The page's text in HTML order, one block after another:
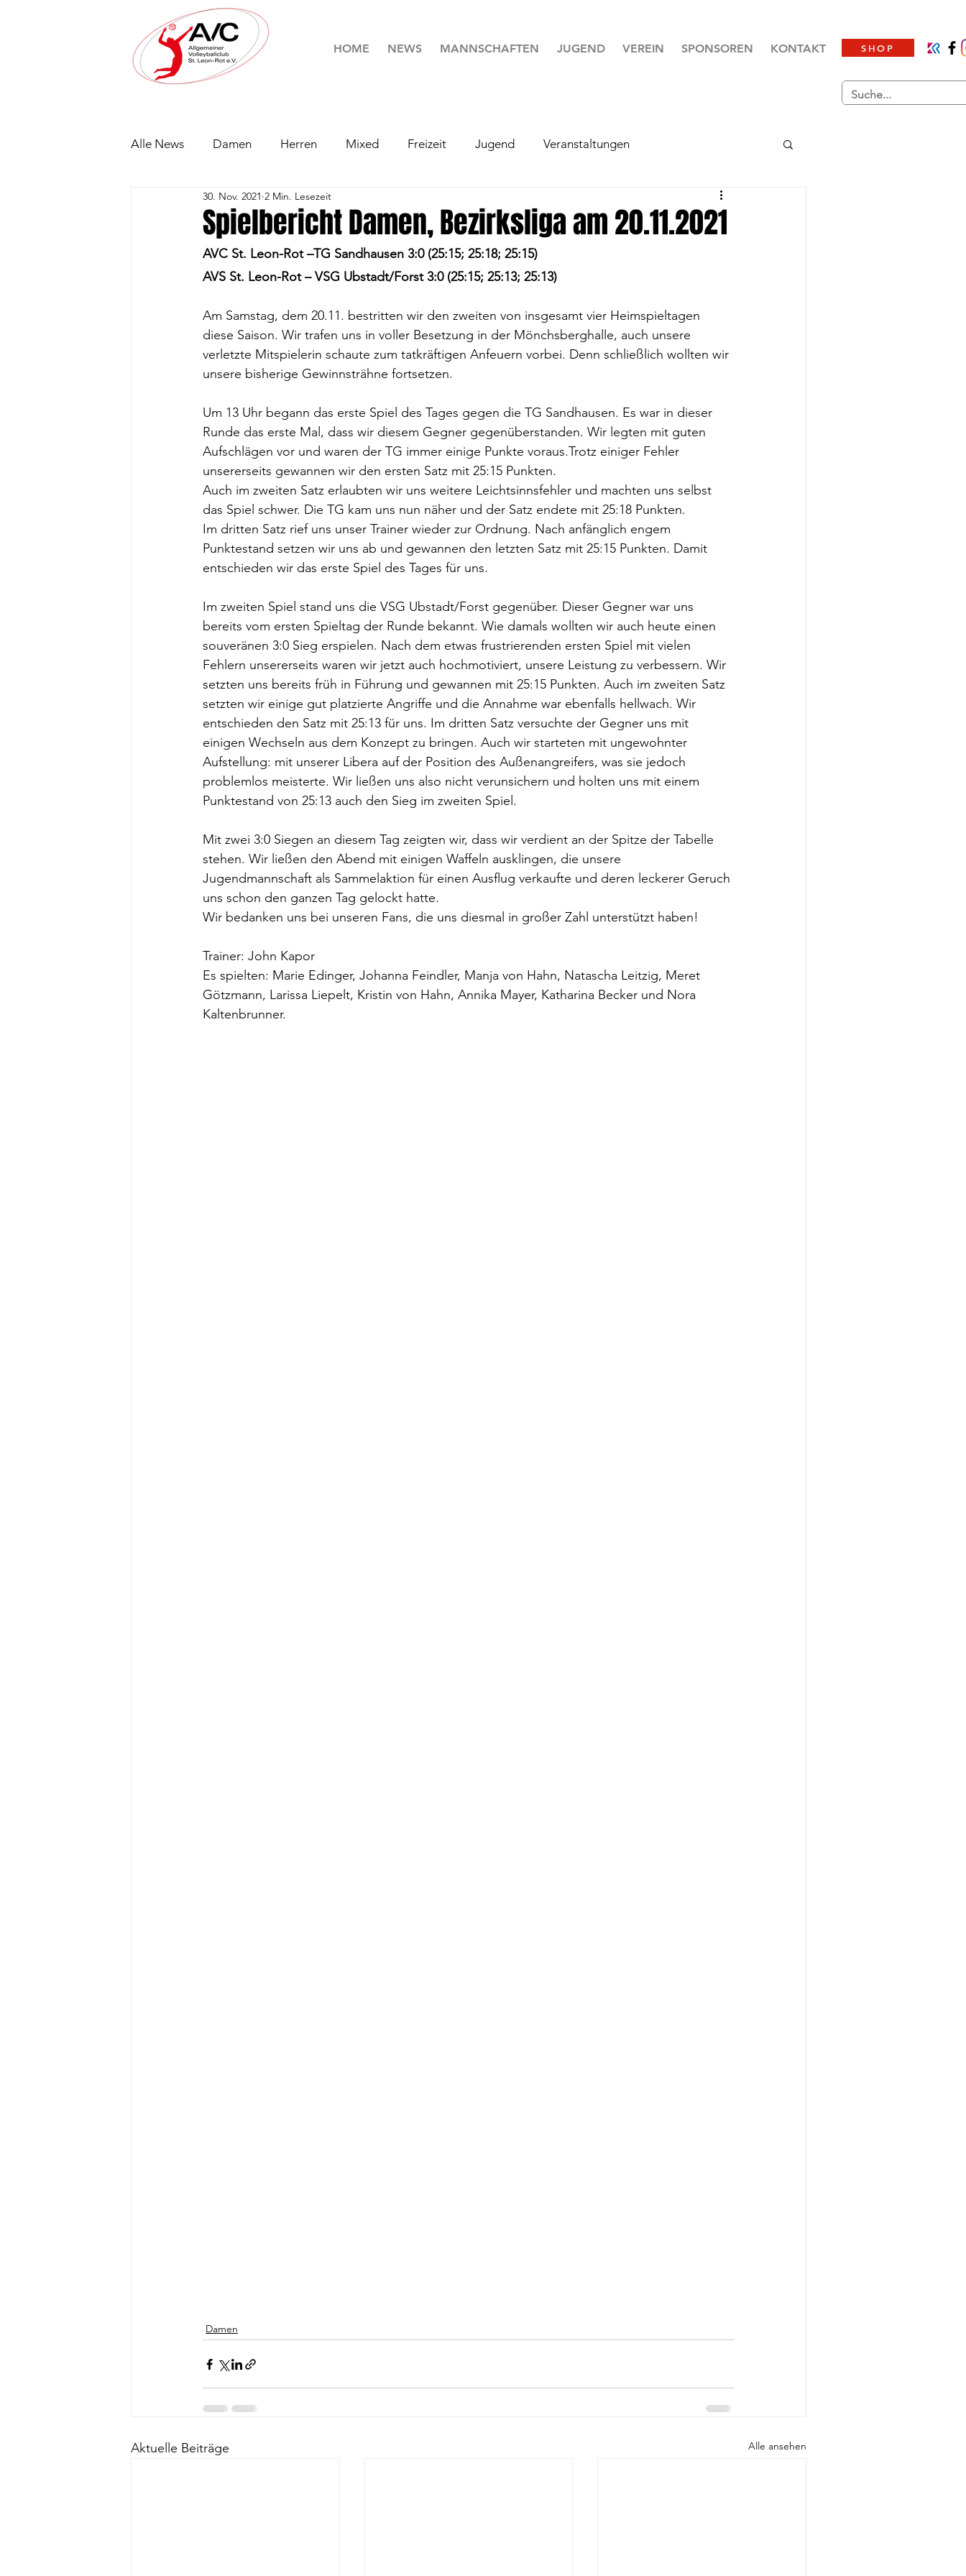
HOME NEWS MANNSCHAFTEN JUGEND VEREIN SPONSOREN KONTAKT SHOP
Alle News Damen Herren Mixed Freizeit Jugend Veranstaltungen
Spielbericht Damen, Bezirksliga am 20.11.2021
30. Nov. 2021 2 Min. Lesezeit
AVC St. Leon-Rot –TG Sandhausen 3:0 (25:15; 25:18; 25:15)
AVS St. Leon-Rot – VSG Ubstadt/Forst 3:0 (25:15; 25:13; 25:13)
Am Samstag, dem 20.11. bestritten wir den zweiten von insgesamt vier Heimspieltagen
diese Saison. Wir trafen uns in voller Besetzung in der Mönchsberghalle, auch unsere
verletzte Mitspielerin schaute zum tatkräftigen Anfeuern vorbei. Denn schließlich wollten wir
unsere bisherige Gewinnsträhne fortsetzen.
Um 13 Uhr begann das erste Spiel des Tages gegen die TG Sandhausen. Es war in dieser
Runde das erste Mal, dass wir diesem Gegner gegenüberstanden. Wir legten mit guten
Aufschlägen vor und waren der TG immer einige Punkte voraus.Trotz einiger Fehler
unsererseits gewannen wir den ersten Satz mit 25:15 Punkten.
Auch im zweiten Satz erlaubten wir uns weitere Leichtsinnsfehler und machten uns selbst
das Spiel schwer. Die TG kam uns nun näher und der Satz endete mit 25:18 Punkten.
Im dritten Satz rief uns unser Trainer wieder zur Ordnung. Nach anfänglich engem
Punktestand setzen wir uns ab und gewannen den letzten Satz mit 25:15 Punkten. Damit
entschieden wir das erste Spiel des Tages für uns.
Im zweiten Spiel stand uns die VSG Ubstadt/Forst gegenüber. Dieser Gegner war uns
bereits vom ersten Spieltag der Runde bekannt. Wie damals wollten wir auch heute einen
souveränen 3:0 Sieg erspielen. Nach dem etwas frustrierenden ersten Spiel mit vielen
Fehlern unsererseits waren wir jetzt auch hochmotiviert, unsere Leistung zu verbessern. Wir
setzten uns bereits früh in Führung und gewannen mit 25:15 Punkten. Auch im zweiten Satz
setzten wir einige gut platzierte Angriffe und die Annahme war ebenfalls hellwach. Wir
entschieden den Satz mit 25:13 für uns. Im dritten Satz versuchte der Gegner uns mit
einigen Wechseln aus dem Konzept zu bringen. Auch wir starteten mit ungewohnter
Aufstellung: mit unserer Libera auf der Position des Außenangreifers, was sie jedoch
problemlos meisterte. Wir ließen uns also nicht verunsichern und holten uns mit einem
Punktestand von 25:13 auch den Sieg im zweiten Spiel.
Mit zwei 3:0 Siegen an diesem Tag zeigten wir, dass wir verdient an der Spitze der Tabelle
stehen. Wir ließen den Abend mit einigen Waffeln ausklingen, die unsere
Jugendmannschaft als Sammelaktion für einen Ausflug verkaufte und deren leckerer Geruch
uns schon den ganzen Tag gelockt hatte.
Wir bedanken uns bei unseren Fans, die uns diesmal in großer Zahl unterstützt haben!
Trainer: John Kapor
Es spielten: Marie Edinger, Johanna Feindler, Manja von Hahn, Natascha Leitzig, Meret
Götzmann, Larissa Liepelt, Kristin von Hahn, Annika Mayer, Katharina Becker und Nora
Kaltenbrunner.
Damen
Aktuelle Beiträge Alle ansehen